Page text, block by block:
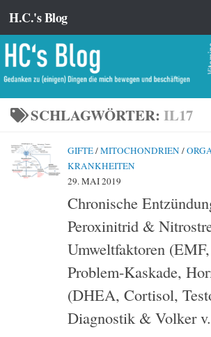
Zum Inhalt springen
H.C.'s Blog
SCHLAGWÖRTER: IL17
GIFTE/MITOCHONDRIEN /
KRANKHEITEN
29. MAI 2019
Chronische
Peroxinitrid &
Umweltfaktoren
Problem-Kaskade,
(DHEA, Cortisol,
Diagnostik & Volker